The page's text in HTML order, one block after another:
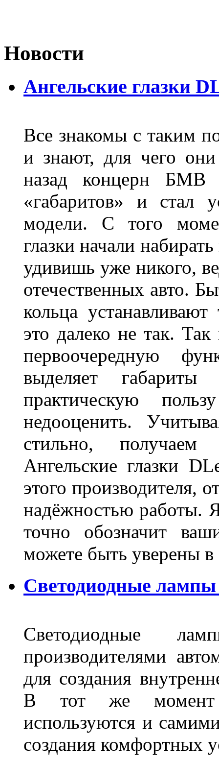
Новости
Ангельские глазки
Все знакомы с таким
и знают, для чего
назад концерн БМВ
«габаритов» и стал
модели. С того
глазки начали
удивишь уже никого,
отечественных авто.
кольца
это далеко не так. Так
первоочередную
выделяет
практическую
недооценить.
стильно,
Ангельские глазки
этого производителя,
надёжностью работы.
точно обозначит
можете быть уверены
Светодиодные
Светодиодные
производителями
для создания
В тот же момент
используются и
создания комфортных